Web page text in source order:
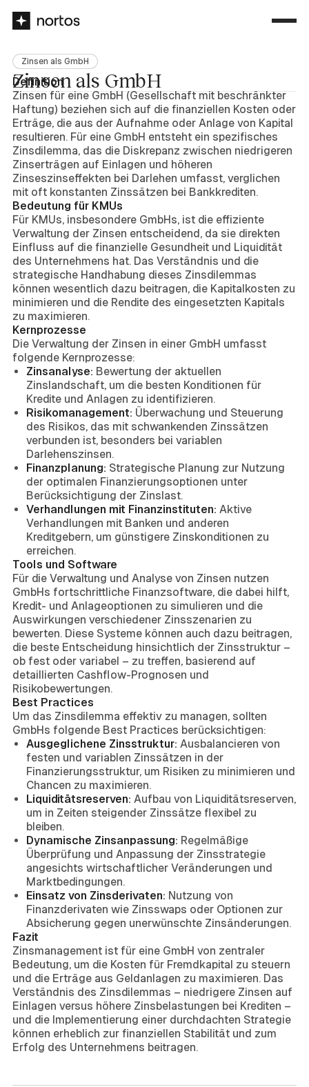
Zinsen als GmbH
Zinsen als GmbH
Definition
Zinsen für eine GmbH (Gesellschaft mit beschränkter
Haftung) beziehen sich auf die finanziellen Kosten oder
Erträge, die aus der Aufnahme oder Anlage von Kapital
resultieren. Für eine GmbH entsteht ein spezifisches
Zinsdilemma, das die Diskrepanz zwischen niedrigeren
Zinserträgen auf Einlagen und höheren
Zinseszinseffekten bei Darlehen umfasst, verglichen
mit oft konstanten Zinssätzen bei Bankkrediten.
Bedeutung für KMUs
Für KMUs, insbesondere GmbHs, ist die effiziente
Verwaltung der Zinsen entscheidend, da sie direkten
Einfluss auf die finanzielle Gesundheit und Liquidität
des Unternehmens hat. Das Verständnis und die
strategische Handhabung dieses Zinsdilemmas
können wesentlich dazu beitragen, die Kapitalkosten zu
minimieren und die Rendite des eingesetzten Kapitals
zu maximieren.
Kernprozesse
Die Verwaltung der Zinsen in einer GmbH umfasst
folgende Kernprozesse:
Zinsanalyse: Bewertung der aktuellen
Zinslandschaft, um die besten Konditionen für
Kredite und Anlagen zu identifizieren.
Risikomanagement: Überwachung und Steuerung
des Risikos, das mit schwankenden Zinssätzen
verbunden ist, besonders bei variablen
Darlehenszinsen.
Finanzplanung: Strategische Planung zur Nutzung
der optimalen Finanzierungsoptionen unter
Berücksichtigung der Zinslast.
Verhandlungen mit Finanzinstituten:Aktive
Verhandlungen mit Banken und anderen
Kreditgebern, um günstigere Zinskonditionen zu
erreichen.
Tools und Software
Für die Verwaltung und Analyse von Zinsen nutzen
GmbHs fortschrittliche Finanzsoftware, die dabei hilft,
Kredit- und Anlageoptionen zu simulieren und die
Auswirkungen verschiedener Zinsszenarien zu
bewerten. Diese Systeme können auch dazu beitragen,
die beste Entscheidung hinsichtlich der Zinsstruktur –
ob fest oder variabel – zu treffen, basierend auf
detaillierten Cashflow-Prognosen und
Risikobewertungen.
Best Practices
Um das Zinsdilemma effektiv zu managen, sollten
GmbHs folgende Best Practices berücksichtigen:
Ausgeglichene Zinsstruktur:Ausbalancieren von
festen und variablen Zinssätzen in der
Finanzierungsstruktur, um Risiken zu minimieren und
Chancen zu maximieren.
Liquiditätsreserven:Aufbau von Liquiditätsreserven,
um in Zeiten steigender Zinssätze flexibel zu
bleiben.
Dynamische Zinsanpassung: Regelmäßige
Überprüfung und Anpassung der Zinsstrategie
angesichts wirtschaftlicher Veränderungen und
Marktbedingungen.
Einsatz von Zinsderivaten: Nutzung von
Finanzderivaten wie Zinsswaps oder Optionen zur
Absicherung gegen unerwünschte Zinsänderungen.
Fazit
Zinsmanagement ist für eine GmbH von zentraler
Bedeutung, um die Kosten für Fremdkapital zu steuern
und die Erträge aus Geldanlagen zu maximieren. Das
Verständnis des Zinsdilemmas – niedrigere Zinsen auf
Einlagen versus höhere Zinsbelastungen bei Krediten –
und die Implementierung einer durchdachten Strategie
können erheblich zur finanziellen Stabilität und zum
Erfolg des Unternehmens beitragen.